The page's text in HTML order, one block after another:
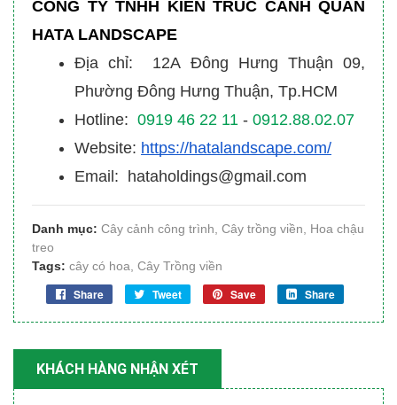
CÔNG TY TNHH KIẾN TRÚC CẢNH QUAN
HATA LANDSCAPE
Địa chỉ: 12A Đông Hưng Thuận 09,
Phường Đông Hưng Thuận, Tp.HCM
Hotline: 0919 46 22 11 - 0912.88.02.07
Website: https://hatalandscape.com/
Email: hataholdings@gmail.com
Danh mục: Cây cảnh công trình, Cây trồng viền, Hoa chậu
treo
Tags: cây có hoa, Cây Trồng viền
Share Tweet Save Share
KHÁCH HÀNG NHẬN XÉT